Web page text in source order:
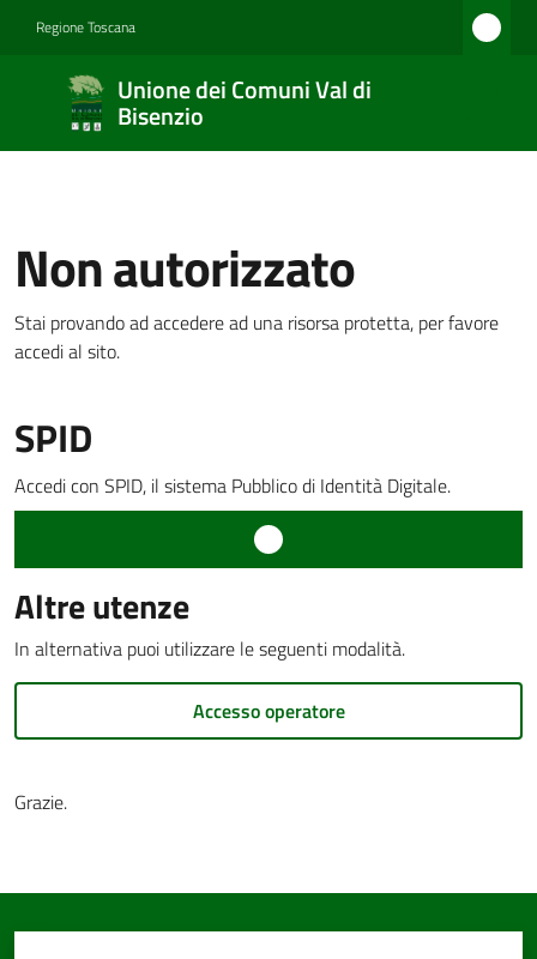
Regione Toscana
Unione dei Comuni Val di
Bisenzio
Unione
dei
Comuni
Amministrazione
Novità
Documenti
e
dati
Seguici
Non autorizzato
Stai provando ad accedere ad una risorsa protetta, per favore
accedi al sito.
SPID
Accedi con SPID, il sistema Pubblico di Identità Digitale.
Altre utenze
In alternativa puoi utilizzare le seguenti modalità.
Accesso operatore
Grazie.